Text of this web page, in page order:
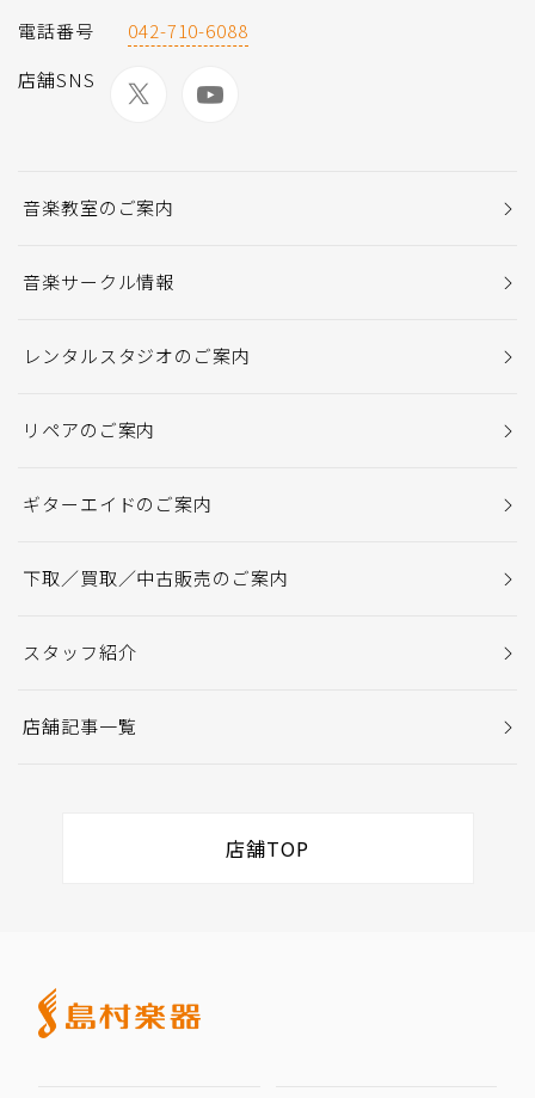
電話番号
042-710-6088
店舗SNS
音楽教室のご案内
音楽サークル情報
レンタルスタジオのご案内
リペアのご案内
ギターエイドのご案内
下取／買取／中古販売のご案内
スタッフ紹介
店舗記事一覧
店舗TOP